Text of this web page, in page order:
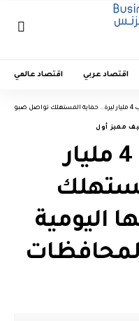
اقتصاد عربي اقتصاد عالمي
مميز أول
الغرامات تقارب 4 مليار
اليومية